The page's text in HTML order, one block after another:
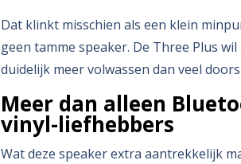
Dat klinkt misschien als een klein
geen tamme speaker. De Three Plus
duidelijk meer volwassen dan veel
Meer dan alleen
vinyl-liefhebbers
Wat deze speaker extra aantrekkelijk